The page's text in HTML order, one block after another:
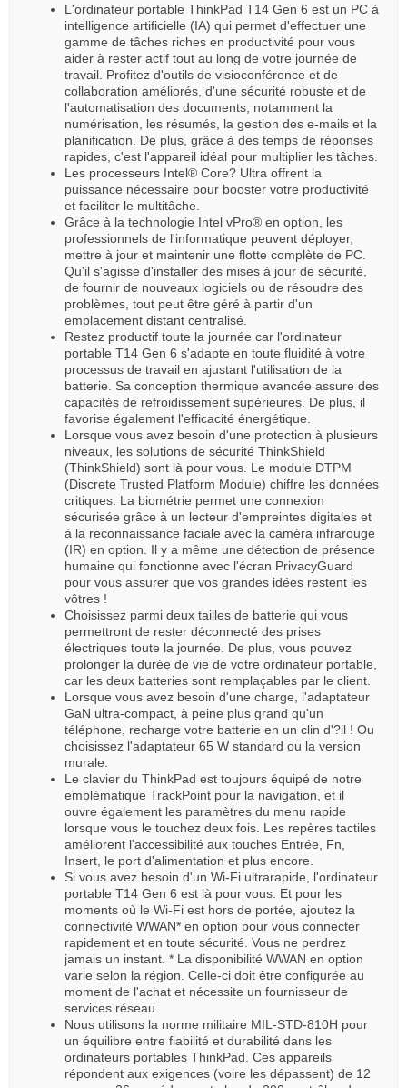
L'ordinateur portable ThinkPad T14 Gen 6 est un PC à
intelligence artificielle (IA) qui permet d'effectuer une
gamme de tâches riches en productivité pour vous
aider à rester actif tout au long de votre journée de
travail. Profitez d'outils de visioconférence et de
collaboration améliorés, d'une sécurité robuste et de
l'automatisation des documents, notamment la
numérisation, les résumés, la gestion des e-mails et la
planification. De plus, grâce à des temps de réponses
rapides, c'est l'appareil idéal pour multiplier les tâches.
Les processeurs Intel® Core? Ultra offrent la
puissance nécessaire pour booster votre productivité
et faciliter le multitâche.
Grâce à la technologie Intel vPro® en option, les
professionnels de l'informatique peuvent déployer,
mettre à jour et maintenir une flotte complète de PC.
Qu'il s'agisse d'installer des mises à jour de sécurité,
de fournir de nouveaux logiciels ou de résoudre des
problèmes, tout peut être géré à partir d'un
emplacement distant centralisé.
Restez productif toute la journée car l'ordinateur
portable T14 Gen 6 s'adapte en toute fluidité à votre
processus de travail en ajustant l'utilisation de la
batterie. Sa conception thermique avancée assure des
capacités de refroidissement supérieures. De plus, il
favorise également l'efficacité énergétique.
Lorsque vous avez besoin d'une protection à plusieurs
niveaux, les solutions de sécurité ThinkShield
(ThinkShield) sont là pour vous. Le module DTPM
(Discrete Trusted Platform Module) chiffre les données
critiques. La biométrie permet une connexion
sécurisée grâce à un lecteur d'empreintes digitales et
à la reconnaissance faciale avec la caméra infrarouge
(IR) en option. Il y a même une détection de présence
humaine qui fonctionne avec l'écran PrivacyGuard
pour vous assurer que vos grandes idées restent les
vôtres !
Choisissez parmi deux tailles de batterie qui vous
permettront de rester déconnecté des prises
électriques toute la journée. De plus, vous pouvez
prolonger la durée de vie de votre ordinateur portable,
car les deux batteries sont remplaçables par le client.
Lorsque vous avez besoin d'une charge, l'adaptateur
GaN ultra-compact, à peine plus grand qu'un
téléphone, recharge votre batterie en un clin d'?il ! Ou
choisissez l'adaptateur 65 W standard ou la version
murale.
Le clavier du ThinkPad est toujours équipé de notre
emblématique TrackPoint pour la navigation, et il
ouvre également les paramètres du menu rapide
lorsque vous le touchez deux fois. Les repères tactiles
améliorent l'accessibilité aux touches Entrée, Fn,
Insert, le port d'alimentation et plus encore.
Si vous avez besoin d'un Wi-Fi ultrarapide, l'ordinateur
portable T14 Gen 6 est là pour vous. Et pour les
moments où le Wi-Fi est hors de portée, ajoutez la
connectivité WWAN* en option pour vous connecter
rapidement et en toute sécurité. Vous ne perdrez
jamais un instant. * La disponibilité WWAN en option
varie selon la région. Celle-ci doit être configurée au
moment de l'achat et nécessite un fournisseur de
services réseau.
Nous utilisons la norme militaire MIL-STD-810H pour
un équilibre entre fiabilité et durabilité dans les
ordinateurs portables ThinkPad. Ces appareils
répondent aux exigences (voire les dépassent) de 12